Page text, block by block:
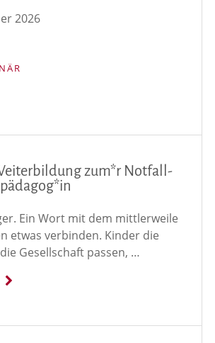
zum*r Notfall-
Ein Wort mit dem mittlerweile
etwas verbinden. Kinder die
Gesellschaft passen, …
2026